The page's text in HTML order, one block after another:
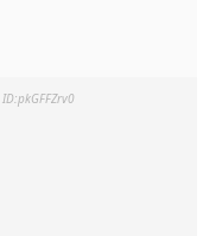
pkGFFZrv0